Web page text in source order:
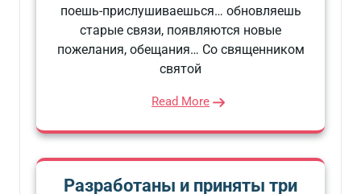
поешь-прислушиваешься… обновляешь
старые связи, появляются новые
пожелания, обещания… Со священником
святой
Read More
Разработаны и приняты три